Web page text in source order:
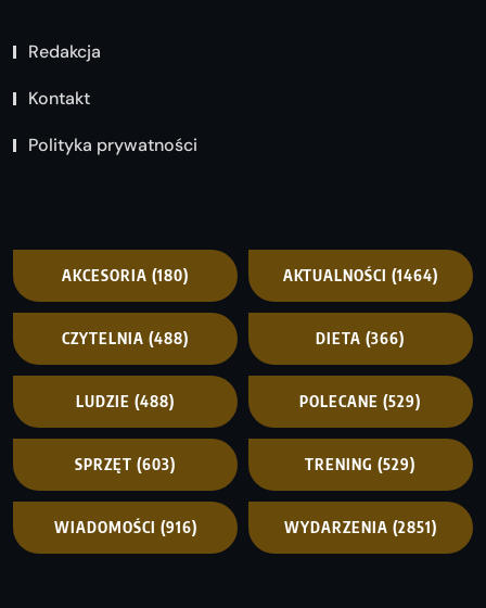
Redakcja
Kontakt
Polityka prywatności
AKCESORIA (180) AKTUALNOŚCI (1464)
CZYTELNIA (488) DIETA (366)
LUDZIE (488) POLECANE (529)
SPRZĘT (603) TRENING (529)
WIADOMOŚCI (916) WYDARZENIA (2851)